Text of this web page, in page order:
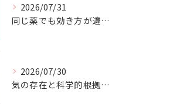
2026/07/31
同じ薬でも効き方が違う？
2026/07/30
気の存在と科学的根拠の授業